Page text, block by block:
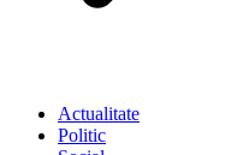
Actualitate
Politic